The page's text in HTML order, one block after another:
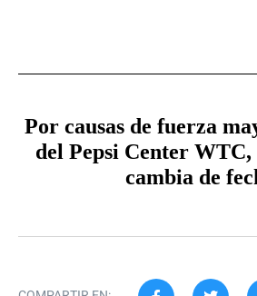
Por causas de fuerza
del Pepsi Center
cambia de